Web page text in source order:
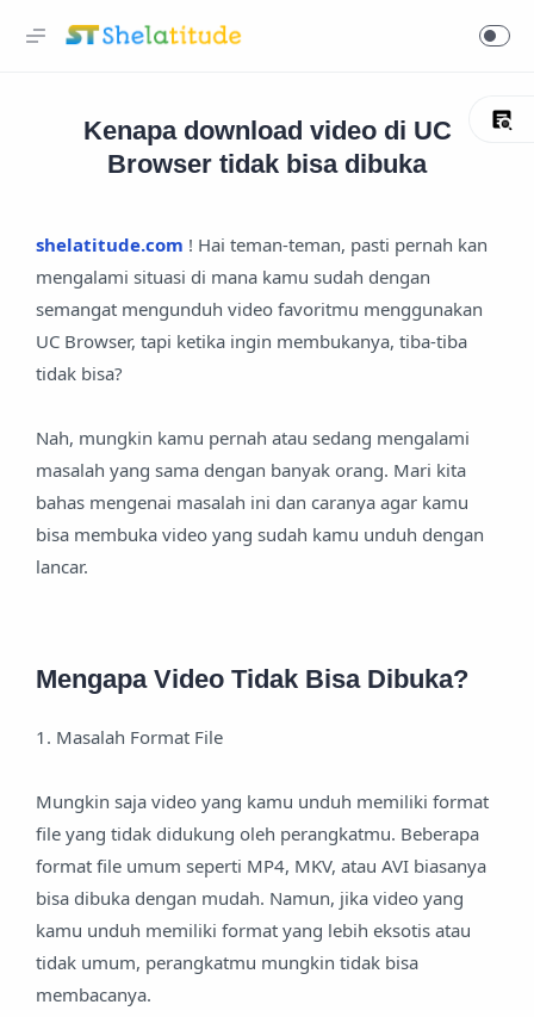
Kenapa download video di UC
Browser tidak bisa dibuka
shelatitude.com ! Hai teman-teman, pasti pernah kan
mengalami situasi di mana kamu sudah dengan
semangat mengunduh video favoritmu menggunakan
UC Browser, tapi ketika ingin membukanya, tiba-tiba
tidak bisa?
Nah, mungkin kamu pernah atau sedang mengalami
masalah yang sama dengan banyak orang. Mari kita
bahas mengenai masalah ini dan caranya agar kamu
bisa membuka video yang sudah kamu unduh dengan
lancar.
Mengapa Video Tidak Bisa Dibuka?
1. Masalah Format File
Mungkin saja video yang kamu unduh memiliki format
file yang tidak didukung oleh perangkatmu. Beberapa
format file umum seperti MP4, MKV, atau AVI biasanya
bisa dibuka dengan mudah. Namun, jika video yang
kamu unduh memiliki format yang lebih eksotis atau
tidak umum, perangkatmu mungkin tidak bisa
membacanya.